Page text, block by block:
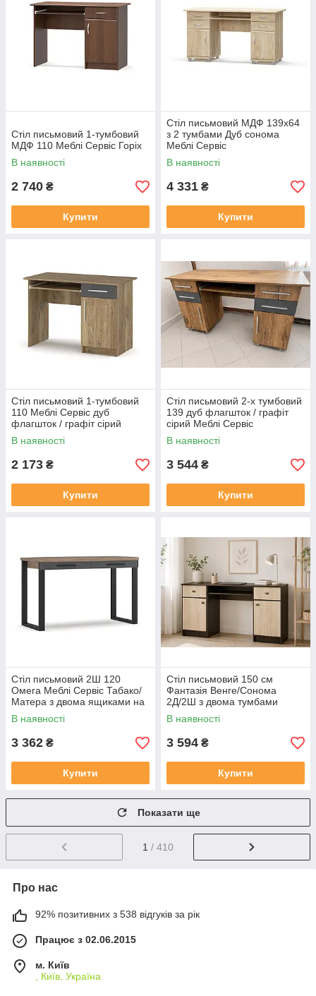
Стіл письмовий 1-тумбовий
МДФ 110 Меблі Сервіс Горіх
В наявності
2 740 ₴
Купити
Стіл письмовий МДФ 139х64
з 2 тумбами Дуб сонома
Меблі Сервіс
В наявності
4 331 ₴
Купити
Стіл письмовий 1-тумбовий
110 Меблі Сервіс дуб
флагшток / графіт сірий
В наявності
2 173 ₴
Купити
Стіл письмовий 2-х тумбовий
139 дуб флагшток / графіт
сірий Меблі Сервіс
В наявності
3 544 ₴
Купити
Стіл письмовий 2Ш 120
Омега Меблі Сервіс Табако/
Матера з двома ящиками на
металевих ніжках
В наявності
3 362 ₴
Купити
Стіл письмовий 150 см
Фантазія Венге/Сонома
2Д/2Ш з двома тумбами
Меблі Сервіс
В наявності
3 594 ₴
Купити
Показати ще
1 / 410
Про нас
92% позитивних з 538 відгуків за рік
Працює з 02.06.2015
м. Київ
, Київ, Україна